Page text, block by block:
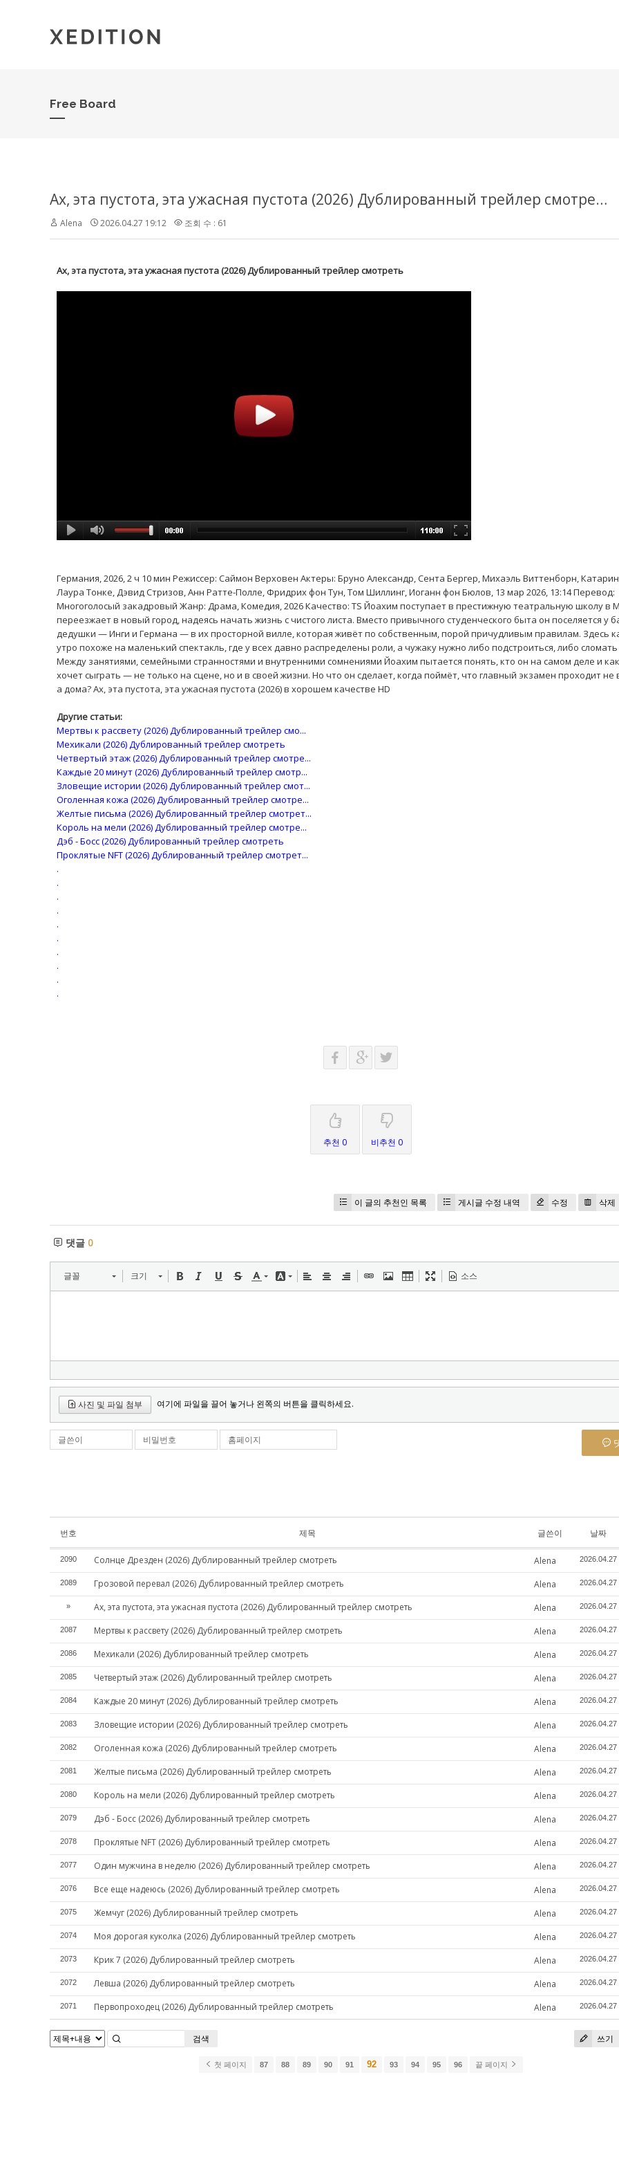
Free Board
Ах, эта пустота, эта ужасная пустота (2026) Дублированный трейлер смотреть
Alena 2026.04.27 19:12 조회 수 : 61
Ах, эта пустота, эта ужасная пустота (2026) Дублированный трейлер смотреть
Германия, 2026, 2 ч 10 мин Режиссер: Саймон Верховен Актеры: Бруно Александр, Сента Бергер, Михаэль Виттенборн,
Лаура Тонке, Дэвид Стризов, Анн Ратте-Полле, Фридрих фон Тун, Том Шиллинг, Иоганн фон Бюлов, 13 мар 2026, 13:14 Перевод:
Многоголосый закадровый Жанр: Драма, Комедия, 2026 Качество: TS Йоахим поступает в престижную театральную школу в
переезжает в новый город, надеясь начать жизнь с чистого листа. Вместо привычного студенческого быта он поселяется у
дедушки — Инги и Германа — в их просторной вилле, которая живёт по собственным, порой причудливым правилам. Здесь
утро похоже на маленький спектакль, где у всех давно распределены роли, а чужаку нужно либо подстроиться, либо
Между занятиями, семейными странностями и внутренними сомнениями Йоахим пытается понять, кто он на самом деле и
хочет сыграть — не только на сцене, но и в своей жизни. Но что он сделает, когда поймёт, что главный экзамен проходит не
а дома? Ах, эта пустота, эта ужасная пустота (2026) в хорошем качестве HD
Другие статьи:
Мертвы к рассвету (2026) Дублированный трейлер смо...
Мехикали (2026) Дублированный трейлер смотреть
Четвертый этаж (2026) Дублированный трейлер смотре...
Каждые 20 минут (2026) Дублированный трейлер смотр...
Зловещие истории (2026) Дублированный трейлер смот...
Оголенная кожа (2026) Дублированный трейлер смотре...
Желтые письма (2026) Дублированный трейлер смотрет...
Король на мели (2026) Дублированный трейлер смотре...
Дэб - Босс (2026) Дублированный трейлер смотреть
Проклятые NFT (2026) Дублированный трейлер смотрет...
.
.
.
.
.
.
.
.
.
.
추천 0 비추천 0
이 글의 추천인 목록 게시글 수정 내역 수정 삭제
댓글 0
글꼴 크기 소스
사진 및 파일 첨부 여기에 파일을 끌어 놓거나 왼쪽의 버튼을 클릭하세요.
글쓴이 비밀번호 홈페이지
번호 제목 글쓴이 날짜
2090 Солнце Дрезден (2026) Дублированный трейлер смотреть Alena 2026.04.27
2089 Грозовой перевал (2026) Дублированный трейлер смотреть Alena 2026.04.27
» Ах, эта пустота, эта ужасная пустота (2026) Дублированный трейлер смотреть Alena 2026.04.27
2087 Мертвы к рассвету (2026) Дублированный трейлер смотреть Alena 2026.04.27
2086 Мехикали (2026) Дублированный трейлер смотреть Alena 2026.04.27
2085 Четвертый этаж (2026) Дублированный трейлер смотреть Alena 2026.04.27
2084 Каждые 20 минут (2026) Дублированный трейлер смотреть Alena 2026.04.27
2083 Зловещие истории (2026) Дублированный трейлер смотреть Alena 2026.04.27
2082 Оголенная кожа (2026) Дублированный трейлер смотреть Alena 2026.04.27
2081 Желтые письма (2026) Дублированный трейлер смотреть Alena 2026.04.27
2080 Король на мели (2026) Дублированный трейлер смотреть Alena 2026.04.27
2079 Дэб - Босс (2026) Дублированный трейлер смотреть Alena 2026.04.27
2078 Проклятые NFT (2026) Дублированный трейлер смотреть Alena 2026.04.27
2077 Один мужчина в неделю (2026) Дублированный трейлер смотреть Alena 2026.04.27
2076 Все еще надеюсь (2026) Дублированный трейлер смотреть Alena 2026.04.27
2075 Жемчуг (2026) Дублированный трейлер смотреть Alena 2026.04.27
2074 Моя дорогая куколка (2026) Дублированный трейлер смотреть Alena 2026.04.27
2073 Крик 7 (2026) Дублированный трейлер смотреть Alena 2026.04.27
2072 Левша (2026) Дублированный трейлер смотреть Alena 2026.04.27
2071 Первопроходец (2026) Дублированный трейлер смотреть Alena 2026.04.27
쓰기
검색
첫 페이지 87 88 89 90 91 92 93 94 95 96 끝 페이지